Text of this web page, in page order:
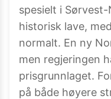
spesielt i
historisk lave,
normalt. En ny
men regjeringen
prisgrunnlaget.
på både høyere